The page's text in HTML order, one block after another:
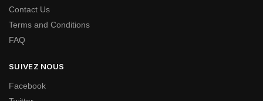
Contact Us
Terms and Conditions
FAQ
SUIVEZ NOUS
Facebook